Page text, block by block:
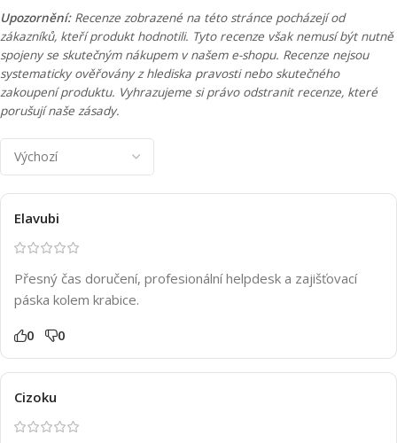
Upozornění:Recenze zobrazené na této stránce pocházejí od
zákazníků, kteří produkt hodnotili. Tyto recenze však nemusí být nutně
spojeny se skutečným nákupem v našem e-shopu. Recenze nejsou
systematicky ověřovány z hlediska pravosti nebo skutečného
zakoupení produktu. Vyhrazujeme si právo odstranit recenze, které
porušují naše zásady.
Elavubi
Přesný čas doručení, profesionální helpdesk a zajišťovací
páska kolem krabice.
0 0
Cizoku